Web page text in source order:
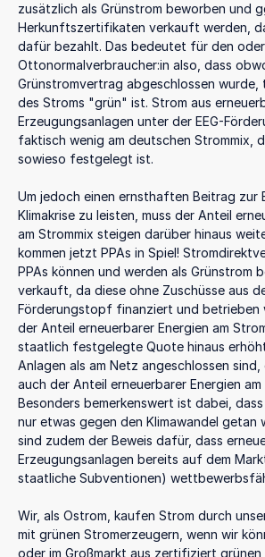
zusätzlich als Grünstrom beworben und
Herkunftszertifikaten verkauft werden,
dafür bezahlt. Das bedeutet für den
Ottonormalverbraucher:in also, dass
Grünstromvertrag abgeschlossen wurde,
des Stroms "grün" ist. Strom aus
Erzeugungsanlagen unter der EEG-
faktisch wenig am deutschen Strommix,
sowieso festgelegt ist.
Um jedoch einen ernsthaften Beitrag zur
Klimakrise zu leisten, muss der Anteil
am Strommix steigen darüber hinaus
kommen jetzt PPAs in Spiel!
PPAs können und werden als Grünstrom
verkauft, da diese ohne Zuschüsse aus
Förderungstopf finanziert und betrieben
der Anteil erneuerbarer Energien am
staatlich festgelegte Quote hinaus
Anlagen als am Netz angeschlossen
auch der Anteil erneuerbarer Energien am
Besonders bemerkenswert ist dabei,
nur etwas gegen den Klimawandel getan
sind zudem der Beweis dafür, dass
Erzeugungsanlagen bereits auf dem
staatliche Subventionen)
Wir, als Ostrom, kaufen Strom durch
mit grünen Stromerzeugern, wenn wir
oder im Großmarkt aus zertifiziert grünen